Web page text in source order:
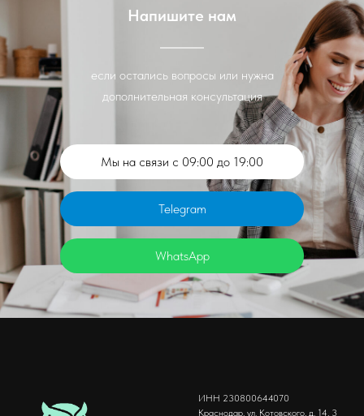
Напишите нам
если остались вопросы или нужна
дополнительная консультация
Мы на связи с 09:00 до 19:00
Telegram
WhatsApp
ИНН 230800644070
Краснодар, ул. Котовского, д. 14, 3